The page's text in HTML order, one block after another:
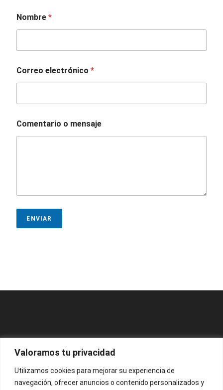
Valoramos tu privacidad
Utilizamos cookies para mejorar su experiencia de
navegación, ofrecer anuncios o contenido personalizados y
Nombre*
Correo electrónico*
C
o
o
Comentario o mensaje
ENVIAR